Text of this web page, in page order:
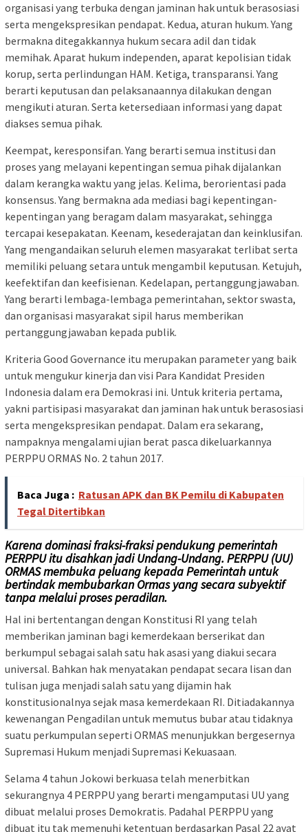
organisasi yang terbuka dengan jaminan hak untuk berasosiasi
serta mengekspresikan pendapat. Kedua, aturan hukum. Yang
bermakna ditegakkannya hukum secara adil dan tidak
memihak. Aparat hukum independen, aparat kepolisian tidak
korup, serta perlindungan HAM. Ketiga, transparansi. Yang
berarti keputusan dan pelaksanaannya dilakukan dengan
mengikuti aturan. Serta ketersediaan informasi yang dapat
diakses semua pihak.
Keempat, keresponsifan. Yang berarti semua institusi dan
proses yang melayani kepentingan semua pihak dijalankan
dalam kerangka waktu yang jelas. Kelima, berorientasi pada
konsensus. Yang bermakna ada mediasi bagi kepentingan-
kepentingan yang beragam dalam masyarakat, sehingga
tercapai kesepakatan. Keenam, kesederajatan dan keinklusifan.
Yang mengandaikan seluruh elemen masyarakat terlibat serta
memiliki peluang setara untuk mengambil keputusan. Ketujuh,
keefektifan dan keefisienan. Kedelapan, pertanggungjawaban.
Yang berarti lembaga-lembaga pemerintahan, sektor swasta,
dan organisasi masyarakat sipil harus memberikan
pertanggungjawaban kepada publik.
Kriteria Good Governance itu merupakan parameter yang baik
untuk mengukur kinerja dan visi Para Kandidat Presiden
Indonesia dalam era Demokrasi ini. Untuk kriteria pertama,
yakni partisipasi masyarakat dan jaminan hak untuk berasosiasi
serta mengekspresikan pendapat. Dalam era sekarang,
nampaknya mengalami ujian berat pasca dikeluarkannya
PERPPU ORMAS No. 2 tahun 2017.
Baca Juga : Ratusan APK dan BK Pemilu di Kabupaten
Tegal Ditertibkan
Karena dominasi fraksi-fraksi pendukung pemerintah
PERPPU itu disahkan jadi Undang-Undang. PERPPU (UU)
ORMAS membuka peluang kepada Pemerintah untuk
bertindak membubarkan Ormas yang secara subyektif
tanpa melalui proses peradilan.
Hal ini bertentangan dengan Konstitusi RI yang telah
memberikan jaminan bagi kemerdekaan berserikat dan
berkumpul sebagai salah satu hak asasi yang diakui secara
universal. Bahkan hak menyatakan pendapat secara lisan dan
tulisan juga menjadi salah satu yang dijamin hak
konstitusionalnya sejak masa kemerdekaan RI. Ditiadakannya
kewenangan Pengadilan untuk memutus bubar atau tidaknya
suatu perkumpulan seperti ORMAS menunjukkan bergesernya
Supremasi Hukum menjadi Supremasi Kekuasaan.
Selama 4 tahun Jokowi berkuasa telah menerbitkan
sekurangnya 4 PERPPU yang berarti mengamputasi UU yang
dibuat melalui proses Demokratis. Padahal PERPPU yang
dibuat itu tak memenuhi ketentuan berdasarkan Pasal 22 ayat